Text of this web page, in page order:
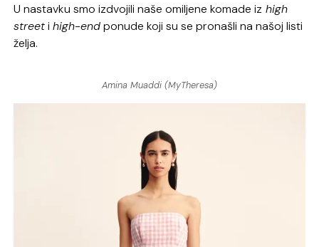
U nastavku smo izdvojili naše omiljene komade iz high
streetihigh-endponude koji su se pronašli na našoj listi
želja.
Amina Muaddi (MyTheresa)